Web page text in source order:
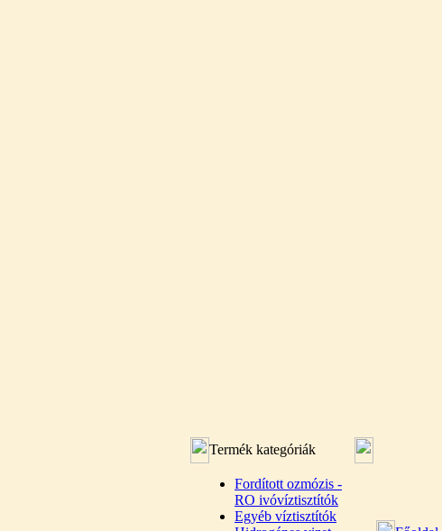
Termék kategóriák
Fordított ozmózis -
RO ivóvíztisztítók
Egyéb víztisztítók